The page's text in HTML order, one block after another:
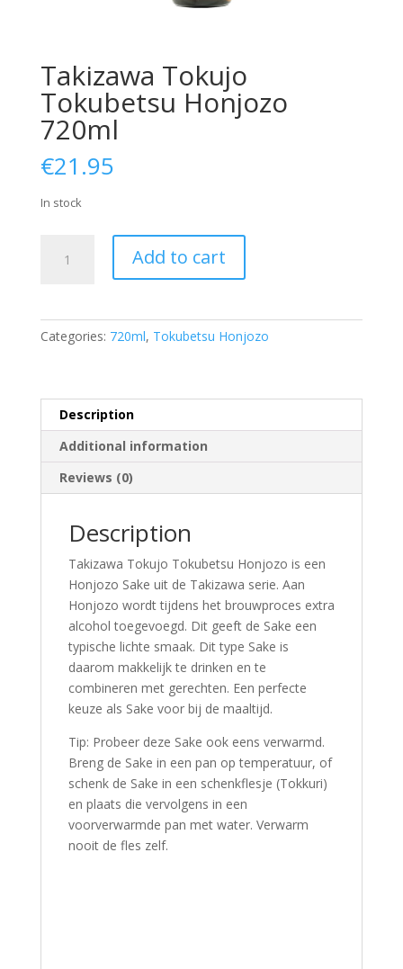
Takizawa Tokujo
Tokubetsu Honjozo
720ml
€21.95
In stock
Tokujo
quantity
Add to cart
Categories: 720ml, Tokubetsu Honjozo
Description
Additional information
Reviews (0)
Description
Takizawa Tokujo Tokubetsu Honjozo is een
Honjozo Sake uit de Takizawa serie. Aan
Honjozo wordt tijdens het brouwproces extra
alcohol toegevoegd. Dit geeft de Sake een
typische lichte smaak. Dit type Sake is
daarom makkelijk te drinken en te
combineren met gerechten. Een perfecte
keuze als Sake voor bij de maaltijd.
Tip: Probeer deze Sake ook eens verwarmd.
Breng de Sake in een pan op temperatuur, of
schenk de Sake in een schenkflesje (Tokkuri)
en plaats die vervolgens in een
voorverwarmde pan met water. Verwarm
nooit de fles zelf.